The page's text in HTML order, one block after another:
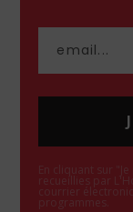
En cliquant sur
recueillies par
courrier
programmes.